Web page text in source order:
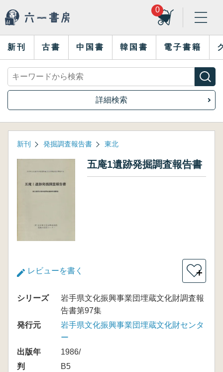
0
新刊 古書 中国書 韓国書 電子書籍
詳細検索
新刊 発掘調査報告書 東北
五庵1遺跡発掘調査報告書
レビューを書く ＋
シリーズ
岩手県文化振興事業団埋蔵文化財調査報
告書第97集
発行元
岩手県文化振興事業団埋蔵文化財センタ
ー
出版年
1986/
判
B5